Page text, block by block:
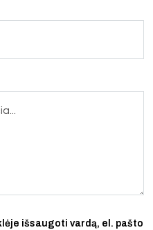
išsaugoti vardą, el. pašto